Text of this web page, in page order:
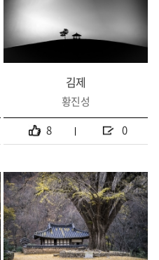
김제
황진성
8
0